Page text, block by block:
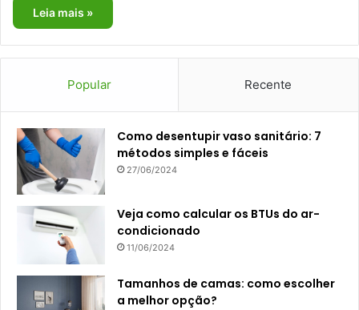
Leia mais »
Popular Recente
Como desentupir vaso sanitário: 7
métodos simples e fáceis
27/06/2024
Veja como calcular os BTUs do ar-
condicionado
11/06/2024
Tamanhos de camas: como escolher
a melhor opção?